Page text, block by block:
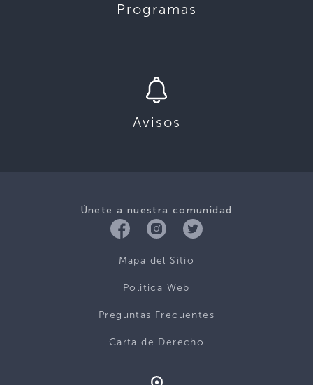
Programas
Avisos
Únete a nuestra comunidad
Mapa del Sitio
Politica Web
Preguntas Frecuentes
Carta de Derecho